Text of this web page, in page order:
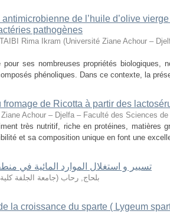
de l’huile d’olive
pathogènes
Rima Ikram (Université Ziane Achour –
pour ses nombreuses propriétés biologiques,
phénoliques. Dans ce contexte, la
de Ricotta à partir des
Achour – Djelfa – Faculté des Sciences
très nutritif, riche en protéines, matières
et sa composition unique en font une
تسيير و استغلال الموارد المائية في
بلحاج, رحاب (جامعة الجلفة
la croissance du sparte ( Lygeum